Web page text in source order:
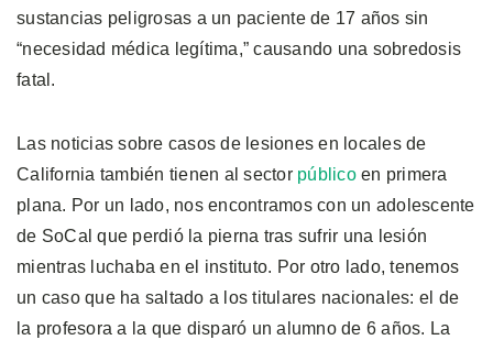
sustancias peligrosas a un paciente de 17 años sin
“necesidad médica legítima,” causando una sobredosis
fatal.
Las noticias sobre casos de lesiones en locales de
California también tienen al sector públicoen primera
plana. Por un lado, nos encontramos con un adolescente
de SoCal que perdió la pierna tras sufrir una lesión
mientras luchaba en el instituto. Por otro lado, tenemos
un caso que ha saltado a los titulares nacionales: el de
la profesora a la que disparó un alumno de 6 años. La